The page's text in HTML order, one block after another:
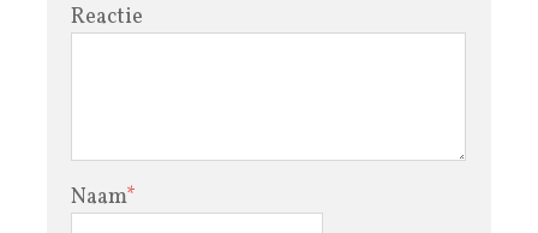
Reactie
Naam*